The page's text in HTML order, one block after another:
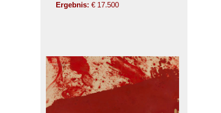
Ergebnis: € 17.500